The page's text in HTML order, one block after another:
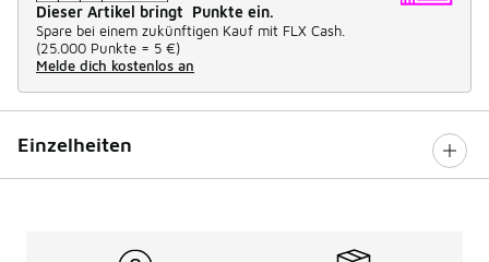
Dieser Artikel bringt Punkte ein.
Spare bei einem zukünftigen Kauf mit FLX Cash.
(25.000 Punkte = 5 €)
Melde dich kostenlos an
Einzelheiten